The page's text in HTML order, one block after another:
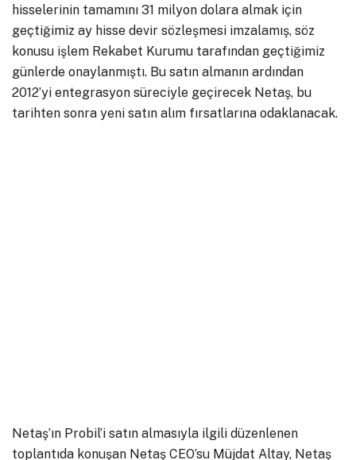
hisselerinin tamamını 31 milyon dolara almak için
geçtiğimiz ay hisse devir sözleşmesi imzalamış, söz
konusu işlem Rekabet Kurumu tarafından geçtiğimiz
günlerde onaylanmıştı. Bu satın almanın ardından
2012’yi entegrasyon süreciyle geçirecek Netaş, bu
tarihten sonra yeni satın alım fırsatlarına odaklanacak.
Netaş’ın Probil’i satın almasıyla ilgili düzenlenen
toplantıda konuşan Netaş CEO’su Müjdat Altay, Netaş